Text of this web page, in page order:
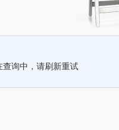
查询中，请刷新重试